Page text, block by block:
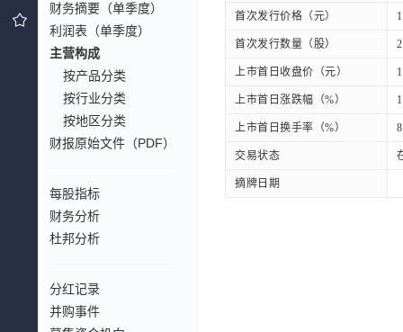
财务摘要（单季度）
利润表（单季度）
主营构成
按产品分类
按行业分类
按地区分类
财报原始文件（PDF）
每股指标
财务分析
杜邦分析
分红记录
并购事件
首次发行价格（元）
首次发行数量（股）
上市首日收盘价（元）
上市首日涨跌幅（%）
上市首日换手率（%）
交易状态
摘牌日期